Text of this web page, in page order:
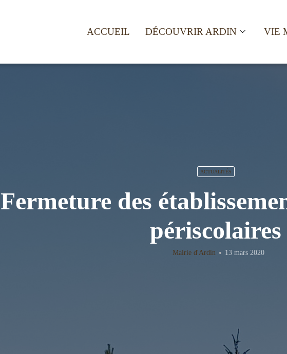
ACCUEIL DÉCOUVRIR ARDIN VIE
ACTUALITÉS
Fermeture des
périscolaires
Mairie d'Ardin 13 mars 2020